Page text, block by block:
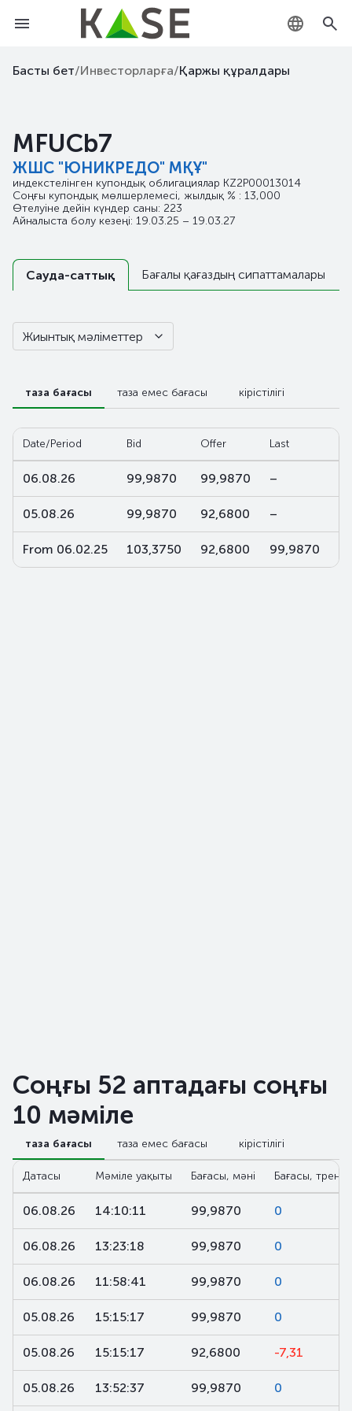
KZ
Басты бет/Инвесторларға/Қаржы құралдары
MFUCb7
ЖШС "ЮНИКРЕДО" МҚҰ"
индекстелінген купондық облигациялар KZ2P00013014
Соңғы купондық мөлшерлемесі, жылдық % : 13,000
Өтелуіне дейін күндер саны: 223
Айналыста болу кезеңі: 19.03.25 – 19.03.27
Сауда-саттық Бағалы қағаздың сипаттамалары
Жиынтық мәліметтер
таза бағасы таза емес бағасы кірістілігі
Date/Period Bid Offer Last
06.08.26 99,9870 99,9870 –
05.08.26 99,9870 92,6800 –
From 06.02.25 103,3750 92,6800 99,9870
Соңғы 52 аптадағы соңғы
10 мәміле
таза бағасы таза емес бағасы кірістілігі
Датасы Мәміле уақыты Бағасы, мәні Бағасы, тренд,
06.08.26 14:10:11 99,9870 0
06.08.26 13:23:18 99,9870 0
06.08.26 11:58:41 99,9870 0
05.08.26 15:15:17 99,9870 0
05.08.26 15:15:17 92,6800 -7,31
05.08.26 13:52:37 99,9870 0